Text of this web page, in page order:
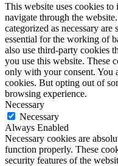
This website uses cookies
navigate through the
categorized as necessary
essential for the working of
also use third-party cookies
you use this website. These
only with your consent. You
cookies. But opting out of
browsing experience.
Necessary
Necessary
Always Enabled
Necessary cookies are
function properly. These
security features of the